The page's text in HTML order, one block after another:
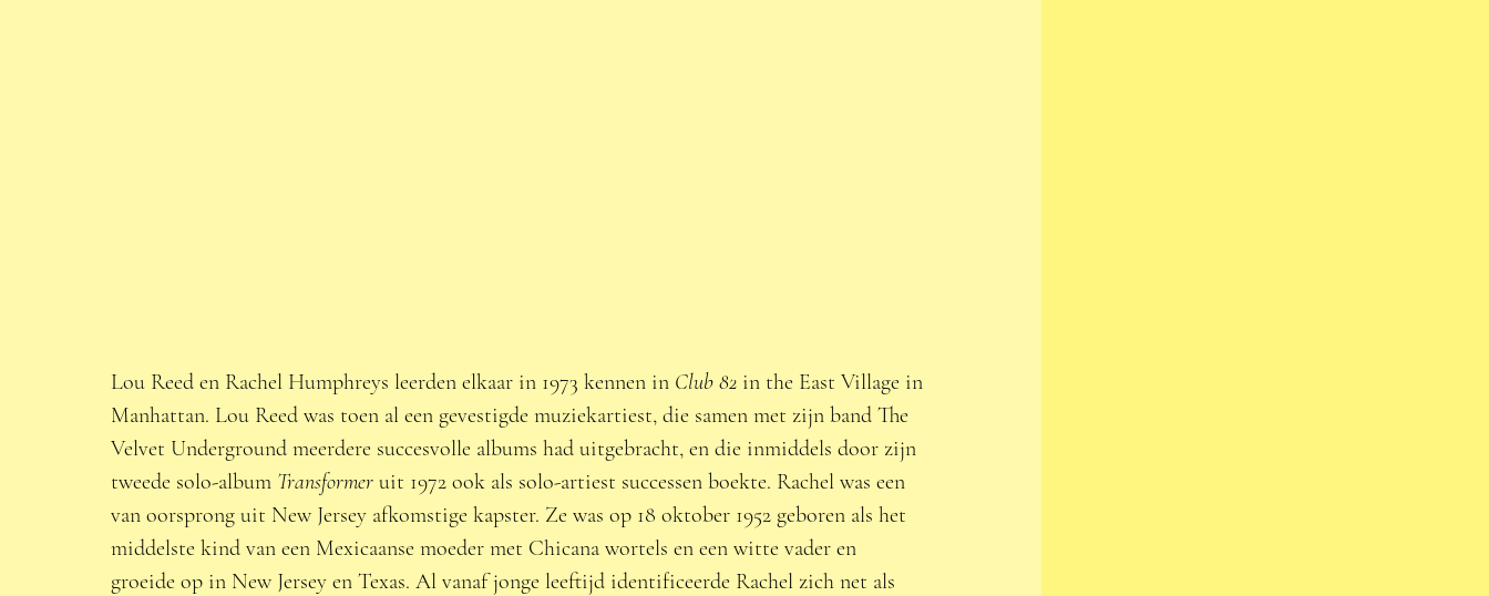
Lou Reed en Rachel Humphreys leerden elkaar in 1973 kennen in Club 82 in the East Village in
Manhattan. Lou Reed was toen al een gevestigde muziekartiest, die samen met zijn band The
Velvet Underground meerdere succesvolle albums had uitgebracht, en die inmiddels door zijn
tweede solo-album Transformer uit 1972 ook als solo-artiest successen boekte. Rachel was een
van oorsprong uit New Jersey afkomstige kapster. Ze was op 18 oktober 1952 geboren als het
middelste kind van een Mexicaanse moeder met Chicana wortels en een witte vader en
groeide op in New Jersey en Texas. Al vanaf jonge leeftijd identificeerde Rachel zich net als